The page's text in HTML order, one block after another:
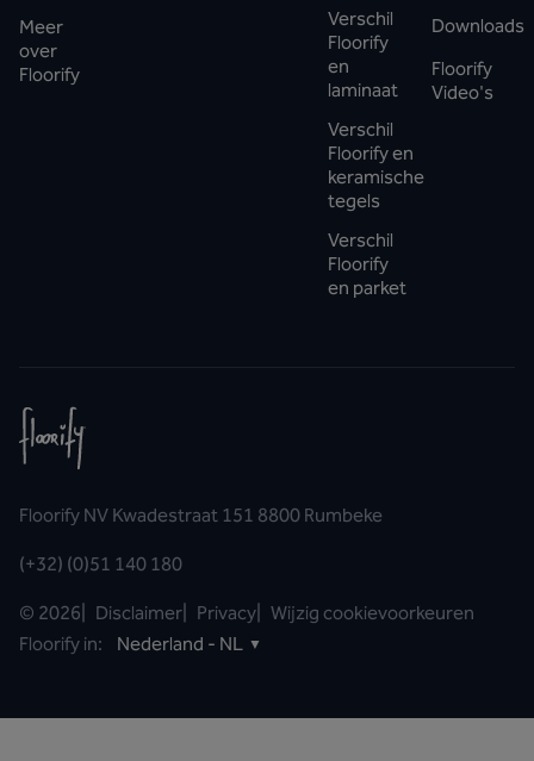
Meer
over
Floorify
Verschil
Floorify
en
laminaat
Verschil
Floorify en
keramische
tegels
Verschil
Floorify
en parket
Downloads
Floorify
Video's
Floorify NV Kwadestraat 151 8800 Rumbeke
(+32) (0)51 140 180
© 2026 Disclaimer Privacy
Wijzig cookievoorkeuren
Floorify in:
Nederland - NL ▼